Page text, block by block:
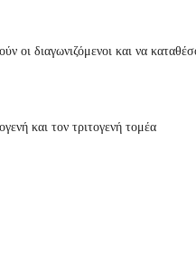
οι διαγωνιζόμενοι και να
και τον τριτογενή τομέα